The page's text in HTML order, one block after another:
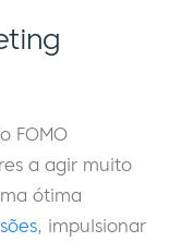
FOMO
a agir muito
ótima
, impulsionar